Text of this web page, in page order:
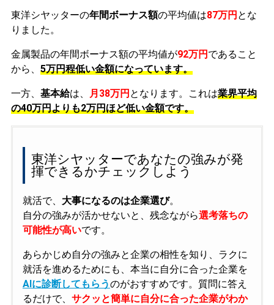
東洋シヤッターの年間ボーナス額の平均値は87万円 とな
りました。
金属製品の年間ボーナス額の平均値が92万円 であること
から、 5万円程低い金額になっています。
一方、 基本給は、 月38万円 となります。これは業界平均
の40万円よりも2万円ほど低い金額です。
東洋シヤッターであなたの強みが発
揮できるかチェックしよう
就活で、 大事になるのは企業選び。
自分の強みが活かせないと、残念ながら選考落ちの
可能性が高いです。
あらかじめ自分の強みと企業の相性を知り、ラクに
就活を進めるためにも、本当に自分に合った企業を
AIに診断してもらうのがおすすめです。質問に答え
るだけで、 サクッと簡単に自分に合った企業がわか